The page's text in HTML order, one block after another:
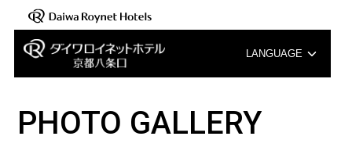
LANGUAGE
中文（簡体字）
PHOTO GALLERY